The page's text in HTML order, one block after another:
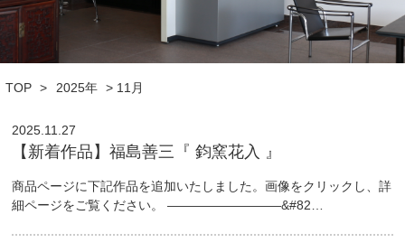
TOP > 2025年 > 11月
2025.11.27
【新着作品】福島善三『 鈞窯花入 』
商品ページに下記作品を追加いたしました。画像をクリックし、詳
細ページをご覧ください。 —————————&#82…